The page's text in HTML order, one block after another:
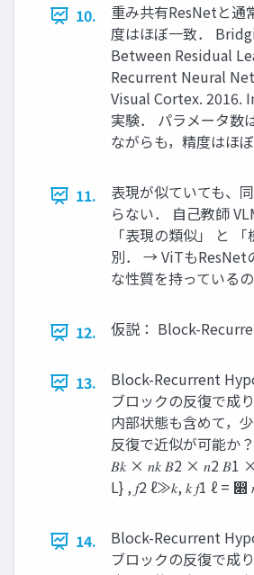
10.
重み共有ResNetと通
度はほぼ一致．
Between Residual
Recurrent Neural
Visual Cortex. 2016.
実験． パラメータ数
ながらも，精度はほ
11.
表現が似ていても、
らない． 自己教師
「表現の類似」 と
別． → ViTもResNet
な性質を持っている
12. 仮説： Block-
13.
Block-Recurrent
ブロックの反復で成
内部状態も含めて，
反復で近似が可能か
𝐵𝑘 × 𝑛𝑘 𝐵2 × 𝑛2 𝐵1
L} , 𝑓2 ℓ≫𝑘, 𝑘 𝑓1 ℓ = ෍
14.
Block-Recurrent
ブロックの反復で成